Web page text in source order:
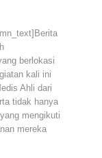
berlokasi
kali ini
Ahli dari
tidak hanya
mengikuti
mereka